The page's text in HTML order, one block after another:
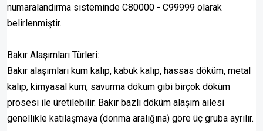
numaralandırma sisteminde C80000 - C99999 olarak
belirlenmiştir.
Bakır Alaşımları Türleri:
Bakır alaşımları kum kalıp, kabuk kalıp, hassas döküm, metal
kalıp, kimyasal kum, savurma döküm gibi birçok döküm
prosesi ile üretilebilir. Bakır bazlı döküm alaşım ailesi
genellikle katılaşmaya (donma aralığına) göre üç gruba ayrılır.